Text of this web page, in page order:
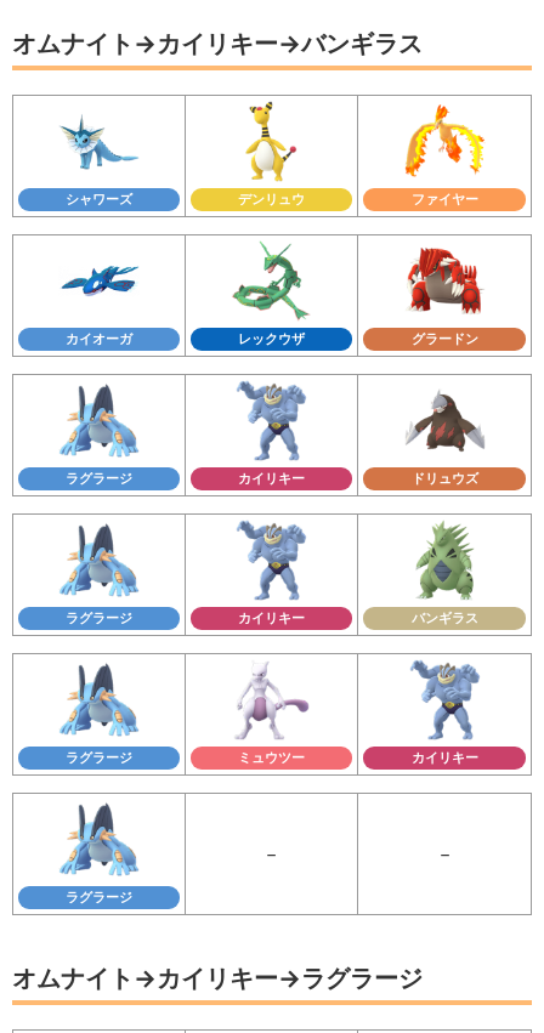
オムナイト→カイリキー→バンギラス
シャワーズ デンリュウ ファイヤー
カイオーガ レックウザ グラードン
ラグラージ カイリキー ドリュウズ
ラグラージ カイリキー バンギラス
ラグラージ ミュウツー カイリキー
ラグラージ
－ －
オムナイト→カイリキー→ラグラージ